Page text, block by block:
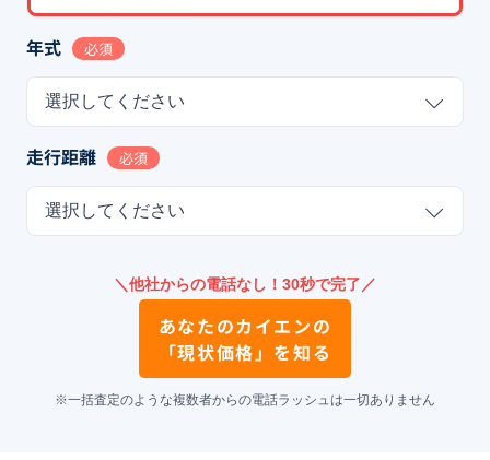
年式 必須
選択してください
走行距離 必須
選択してください
＼他社からの電話なし！30秒で完了／
あなたのカイエンの
「現状価格」を知る
※一括査定のような複数者からの電話ラッシュは一切ありません